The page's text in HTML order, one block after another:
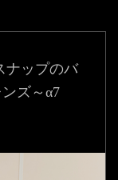
ナップのバ
ズ～α7